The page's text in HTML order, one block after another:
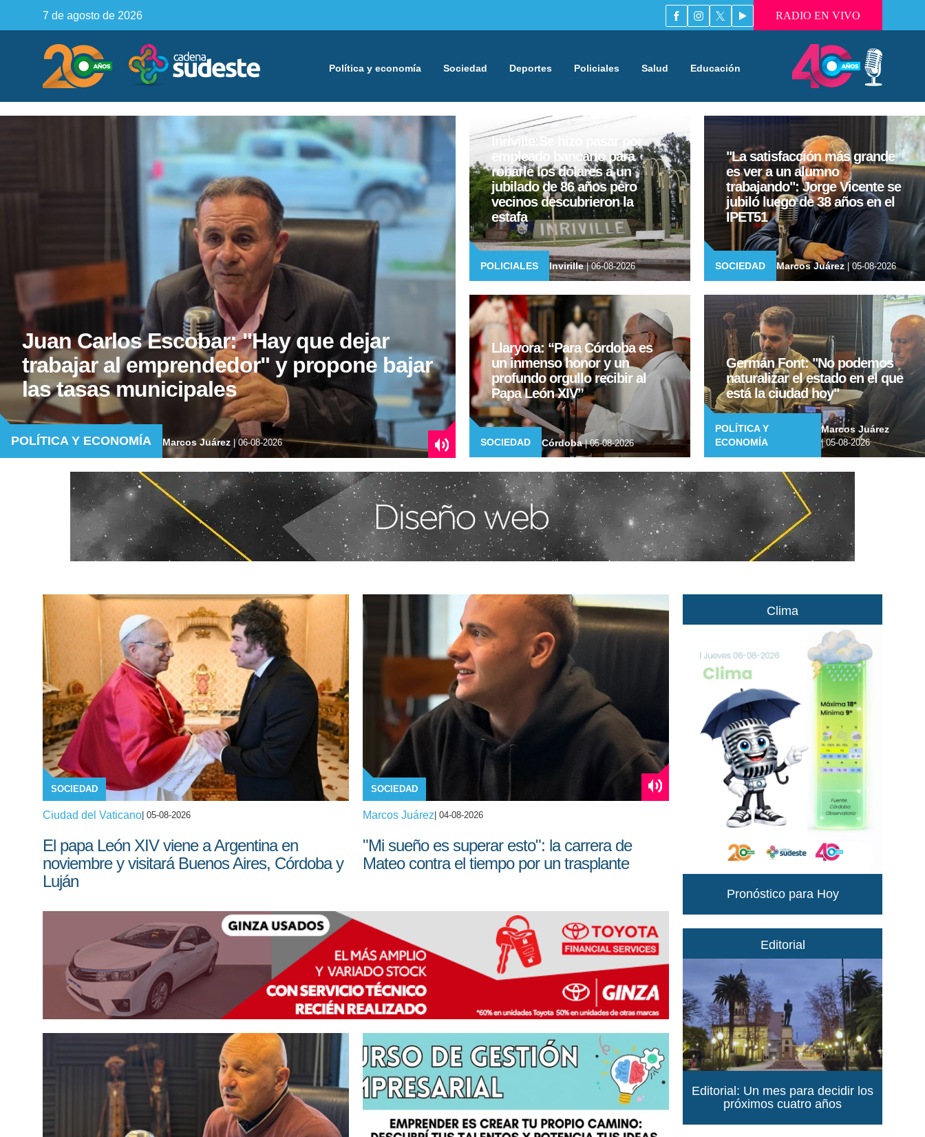
7 de agosto de 2026 RADIO EN VIVO
Política y economía Sociedad Deportes Policiales Salud Educación
Juan Carlos Escobar: "Hay que dejar
trabajar al emprendedor" y propone bajar
las tasas municipales
POLÍTICA Y ECONOMÍA Marcos Juárez | 06-08-2026
Inriville:Se hizo pasar por
empleado bancario para
robarle los dólares a un
jubilado de 86 años pero
vecinos descubrieron la
estafa
POLICIALES Invirille| 06-08-2026
"La satisfacción más grande
es ver a un alumno
trabajando": Jorge Vicente se
jubiló luego de 38 años en el
IPET51
SOCIEDAD Marcos Juárez | 05-08-2026
Llaryora: “Para Córdoba es
un inmenso honor y un
profundo orgullo recibir al
Papa León XIV”
SOCIEDAD Córdoba| 05-08-2026
Germán Font: "No podemos
naturalizar el estado en el que
está la ciudad hoy"
POLÍTICA Y
ECONOMÍA
Marcos Juárez
| 05-08-2026
SOCIEDAD
Ciudad del Vaticano| 05-08-2026
El papa León XIV viene a Argentina en
noviembre y visitará Buenos Aires, Córdoba y
Luján
SOCIEDAD
Marcos Juárez| 04-08-2026
"Mi sueño es superar esto": la carrera de
Mateo contra el tiempo por un trasplante
Clima
Pronóstico para Hoy
Editorial
Editorial: Un mes para decidir los
próximos cuatro años